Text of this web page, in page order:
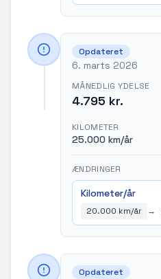
Opdateret
6. marts 2026
MÅNEDLIG YDELSE
4.795 kr.
KILOMETER
25.000 km/år
ÆNDRINGER
Kilometer/år
20.000 km/år →
Opdateret